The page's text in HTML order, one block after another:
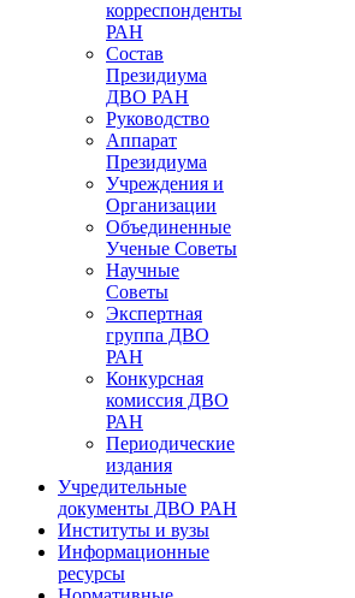
корреспонденты
РАН
Состав
Президиума
ДВО РАН
Руководство
Аппарат
Президиума
Учреждения и
Организации
Объединенные
Ученые Советы
Научные
Советы
Экспертная
группа ДВО
РАН
Конкурсная
комиссия ДВО
РАН
Периодические
издания
Учредительные
документы ДВО РАН
Институты и вузы
Информационные
ресурсы